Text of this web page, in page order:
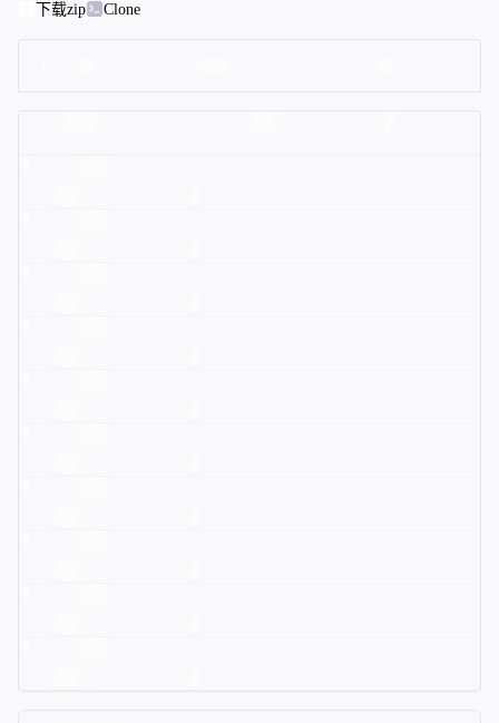
下载zip
Clone